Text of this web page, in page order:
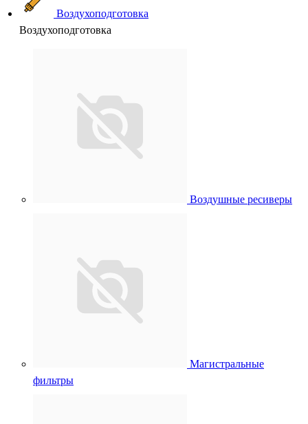
Воздухоподготовка
Воздухоподготовка
Воздушные ресиверы
Магистральные
фильтры